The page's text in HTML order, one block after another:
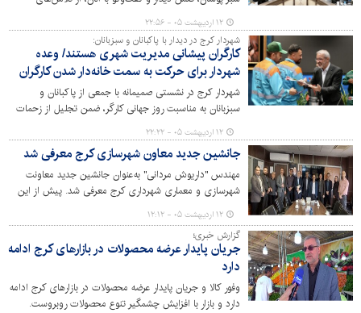
شبانه‌روزی این قشر زحمتکش در حفظ پاکیزگی و طراوت
شهر قدردانی کرد.
۱۲ اردیبهشت ۰۵ - ۲۲:۵۶
شهردار کرج در دیدار با پاکبانان و سبزبانان:
کارگران پیشانی مدیریت شهری هستند/ وعده
شهردار برای حرکت به سمت خانه‌دار شدن کارگران
شهردار کرج در نشستی صمیمانه با جمعی از پاکبانان و
سبزبانان به مناسبت روز جهانی کارگر، ضمن تجلیل از زحمات
شبانه‌روزی آنان، بر اولویت بهبود وضعیت معیشتی و تلاش
برای تامین مسکن این قشر زحمتکش تاکید کرد.
۱۲ اردیبهشت ۰۵ - ۲۲:۲۲
جانشین جدید معاون شهرسازی کرج معرفی شد
مهندس "داریوش مردانی" به‌عنوان جانشین جدید معاونت
شهرسازی و معماری شهرداری کرج معرفی شد. پیش از این
"امیرحسین کاظمینی" این مسئولیت را به عهده داشت.
۱۲ اردیبهشت ۰۵ - ۱۲:۱۲
گزارش خبری؛
جریان پایدار عرضه محصولات در بازارهای کرج ادامه
دارد
وفور کالا و جریان پایدار عرضه محصولات در بازارهای کرج ادامه
دارد و بازار با افزایش چشمگیر تنوع محصولات روبروست.